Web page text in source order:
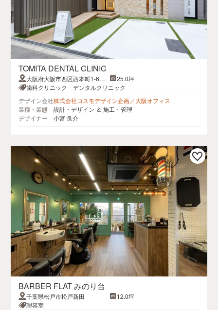
TOMITA DENTAL CLINIC
大阪府大阪市西区西本町1-6カ
ーニープレイス西本町
25.0坪
歯科クリニック デンタルクリニック
デザイン会社株式会社コスモデザイン企画／大阪オフィス
業種・業態
設計・デザイン ＆ 施工・管理
デザイナー
小宮 良介
BARBER FLAT みのり台
千葉県松戸市松戸新田
12.0坪
理容室